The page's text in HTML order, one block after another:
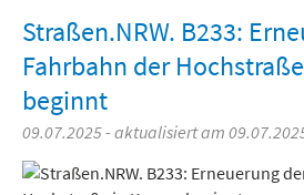
Straßen.NRW. B233:
Fahrbahn der
beginnt
09.07.2025 - aktualisiert am